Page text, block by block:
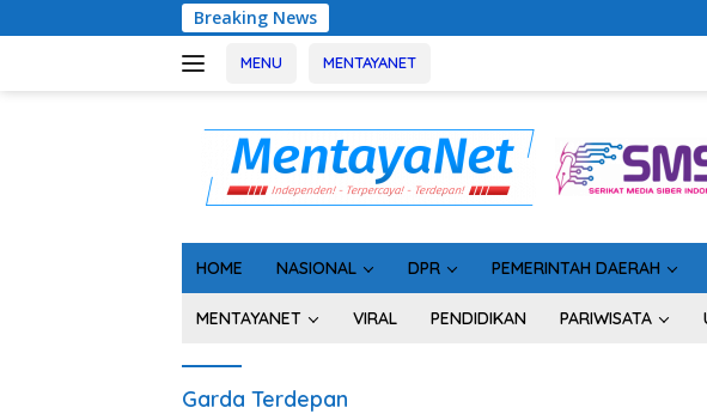
ke
Breaking News
MENU MENTAYANET
HOME NASIONAL DPR PEMERINTAH DAERAH
MENTAYANET VIRAL PENDIDIKAN PARIWISATA
Garda Terdepan